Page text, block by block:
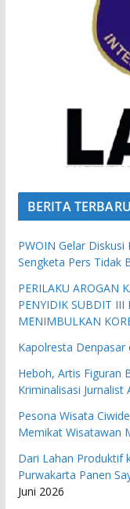
BERITA TERBARU
PWOIN Gelar Diskusi
Sengketa Pers Tidak
PERILAKU AROGAN
PENYIDIK SUBDIT
MENIMBULKAN
Kapolresta Denpasar
Heboh, Artis Figuran
Kriminalisasi Jurnalist
Pesona Wisata
Memikat Wisatawan
Dari Lahan Produktif
Purwakarta Panen
Juni 2026